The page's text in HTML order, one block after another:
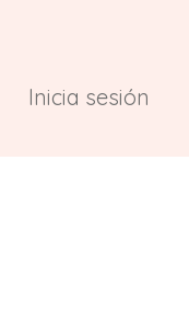
Inicia sesión